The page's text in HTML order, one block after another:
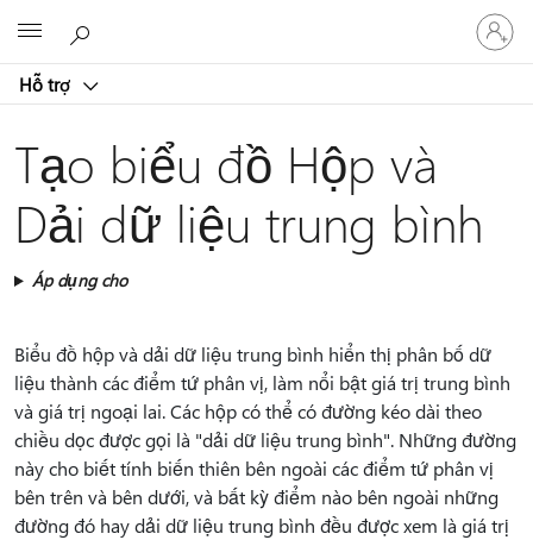
Hỗ trợ
Đăng
nhập
tài
Tạo biểu đồ Hộp và
Dải dữ liệu trung bình
Áp dụng cho
Biểu đồ hộp và dải dữ liệu trung bình hiển thị phân bố dữ
liệu thành các điểm tứ phân vị, làm nổi bật giá trị trung bình
và giá trị ngoại lai. Các hộp có thể có đường kéo dài theo
chiều dọc được gọi là "dải dữ liệu trung bình". Những đường
này cho biết tính biến thiên bên ngoài các điểm tứ phân vị
bên trên và bên dưới, và bất kỳ điểm nào bên ngoài những
đường đó hay dải dữ liệu trung bình đều được xem là giá trị